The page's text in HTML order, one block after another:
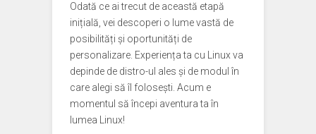
Odată ce ai trecut de această etapă
inițială, vei descoperi o lume vastă de
posibilități și oportunități de
personalizare. Experiența ta cu Linux va
depinde de distro-ul ales și de modul în
care alegi să îl folosești. Acum e
momentul să începi aventura ta în
lumea Linux!